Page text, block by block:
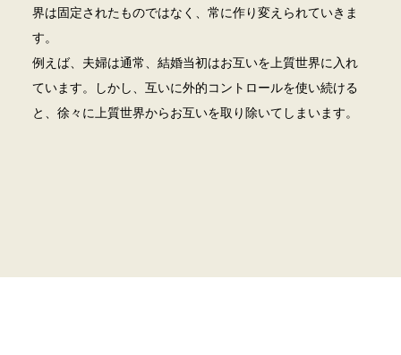
界は固定されたものではなく、常に作り変えられていきま
す。
例えば、夫婦は通常、結婚当初はお互いを上質世界に入れ
ています。しかし、互いに外的コントロールを使い続ける
と、徐々に上質世界からお互いを取り除いてしまいます。